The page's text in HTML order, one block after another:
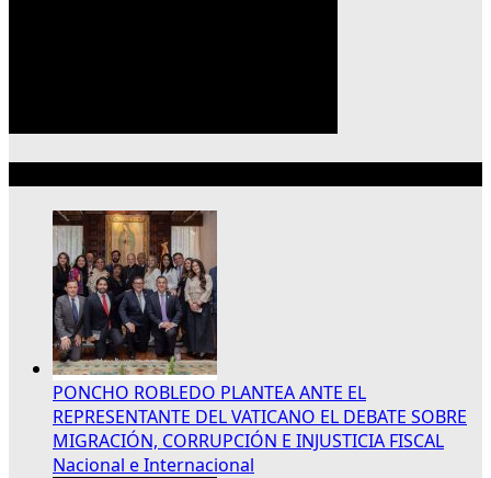
PONCHO ROBLEDO PLANTEA ANTE EL
REPRESENTANTE DEL VATICANO EL DEBATE SOBRE
MIGRACIÓN, CORRUPCIÓN E INJUSTICIA FISCAL
Nacional e Internacional